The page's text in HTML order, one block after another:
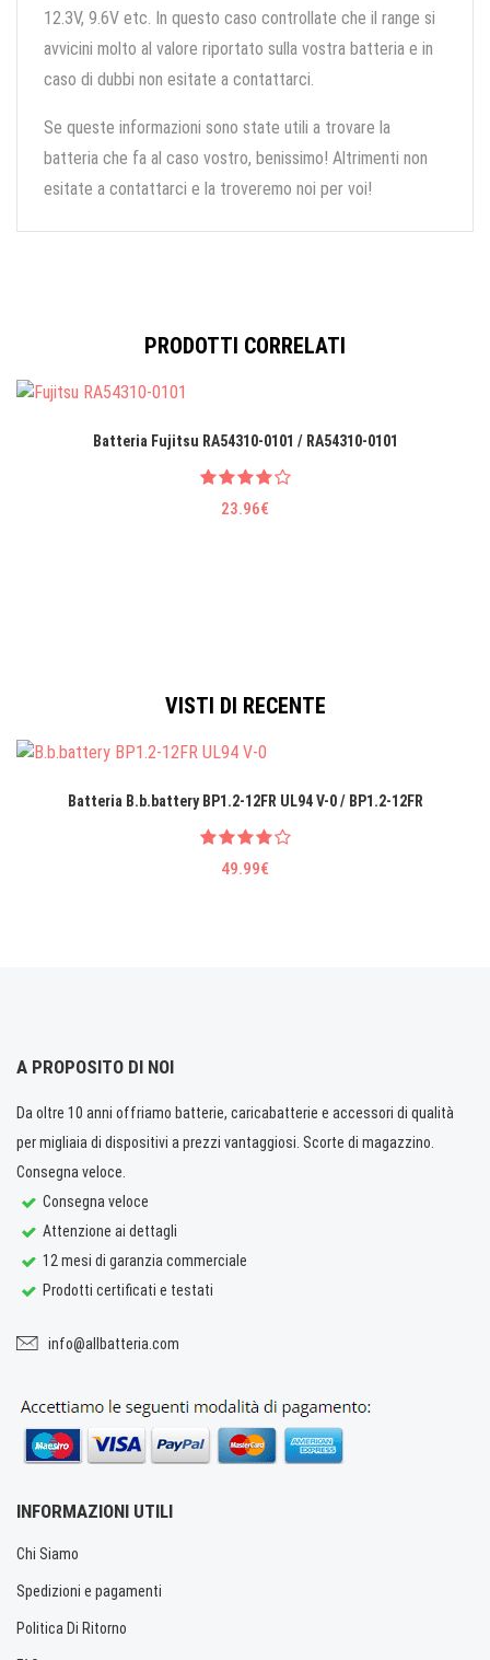
12.3V, 9.6V etc. In questo caso controllate che il range si
avvicini molto al valore riportato sulla vostra batteria e in
caso di dubbi non esitate a contattarci.
Se queste informazioni sono state utili a trovare la
batteria che fa al caso vostro, benissimo! Altrimenti non
esitate a contattarci e la troveremo noi per voi!
PRODOTTI CORRELATI
Batteria Fujitsu RA54310-0101 / RA54310-0101
23.96€
VISTI DI RECENTE
Batteria B.b.battery BP1.2-12FR UL94 V-0 / BP1.2-12FR
49.99€
A PROPOSITO DI NOI
Da oltre 10 anni offriamo batterie, caricabatterie e accessori di qualità
per migliaia di dispositivi a prezzi vantaggiosi. Scorte di magazzino.
Consegna veloce.
Consegna veloce
Attenzione ai dettagli
12 mesi di garanzia commerciale
Prodotti certificati e testati
info@allbatteria.com
INFORMAZIONI UTILI
Chi Siamo
Spedizioni e pagamenti
Politica Di Ritorno